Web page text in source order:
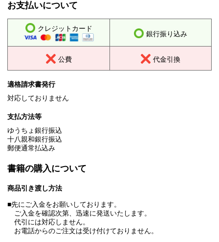
お支払いについて
クレジットカード
銀行振り込み
公費 代金引換
適格請求書発行
対応しておりません
支払方法等
ゆうちょ銀行振込
十八親和銀行振込
郵便通常払込み
書籍の購入について
商品引き渡し方法
■先にご入金をお願いしております。
ご入金を確認次第、迅速に発送いたします。
代引には対応しません。
お電話からのご注文は受け付けておりません。